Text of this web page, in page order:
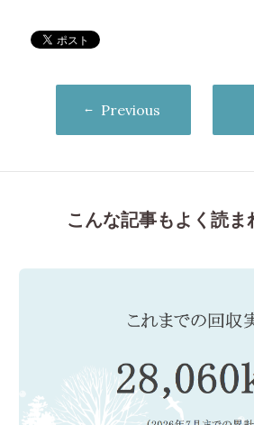
Previous
こんな記事もよく読ま